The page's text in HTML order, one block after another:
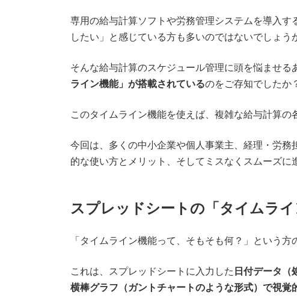
専用の給与計算ソフトや労務管理システムを導入
したい」と感じている方も多いのではないでしょう
そんな給与計算のスケジュール管理に頭を悩ませる
ライン機能」が搭載されているのをご存知でしたか
このタイムライン機能を使えば、複雑な給与計算の
今回は、多くの中小企業や個人事業主、経理・労
的な使い方とメリット、そしてミスなくスムーズ
スプレッドシートの「タイムラ
「タイムライン機能って、そもそも何？」という方
これは、スプレッドシートに入力した日付データ（
横棒グラフ（ガントチャートのような形式）で視覚